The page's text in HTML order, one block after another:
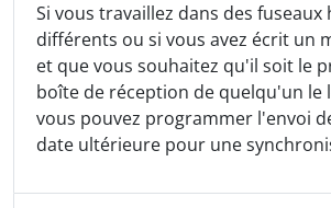
Si vous travaillez dans des fuseaux
différents ou si vous avez écrit un
et que vous souhaitez qu'il soit le
boîte de réception de quelqu'un le
vous pouvez programmer l'envoi
date ultérieure pour une